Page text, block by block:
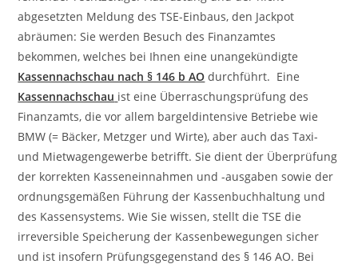
abgesetzten Meldung des TSE-Einbaus, den Jackpot
abräumen: Sie werden Besuch des Finanzamtes
bekommen, welches bei Ihnen eine unangekündigte
Kassennachschau nach § 146 b AO durchführt. Eine
Kassennachschau ist eine Überraschungsprüfung des
Finanzamts, die vor allem bargeldintensive Betriebe wie
BMW (= Bäcker, Metzger und Wirte), aber auch das Taxi-
und Mietwagengewerbe betrifft. Sie dient der Überprüfung
der korrekten Kasseneinnahmen und -ausgaben sowie der
ordnungsgemäßen Führung der Kassenbuchhaltung und
des Kassensystems. Wie Sie wissen, stellt die TSE die
irreversible Speicherung der Kassenbewegungen sicher
und ist insofern Prüfungsgegenstand des § 146 AO. Bei